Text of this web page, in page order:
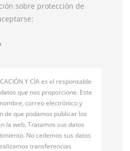
sobre protección de
Y CÍA es el responsable
que nos proporcione. Este
correo electrónico y
de que podamos publicar los
la web. Tratamos sus datos
No cedemos sus datos
transferencias